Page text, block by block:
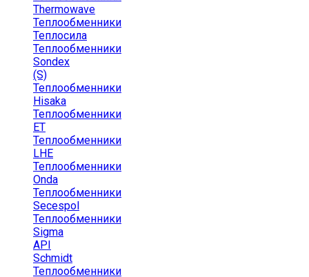
Thermowave
Теплообменники
Теплосила
Теплообменники
Sondex
(S)
Теплообменники
Hisaka
Теплообменники
ЕТ
Теплообменники
LHE
Теплообменники
Onda
Теплообменники
Secespol
Теплообменники
Sigma
API
Schmidt
Теплообменники